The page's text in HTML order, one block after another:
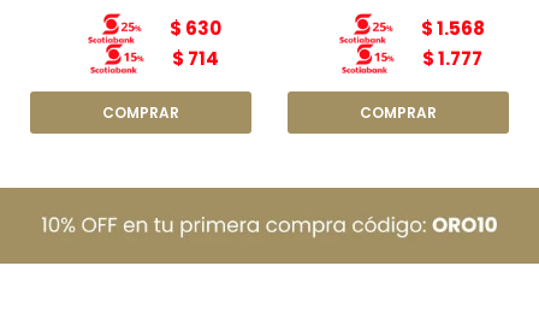
$ 630
$ 714
$1.568
$1.777